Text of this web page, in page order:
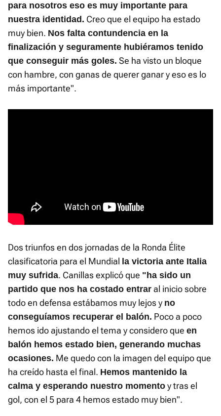
para nosotros eso es muy importante para
nuestra identidad. Creo que el equipo ha estado
muy bien. Nos falta contundencia en la
finalización y seguramente hubiéramos tenido
que conseguir más goles. Se ha visto un bloque
con hambre, con ganas de querer ganar y eso es lo
más importante".
Dos triunfos en dos jornadas de la Ronda Élite
clasificatoria para el Mundial la victoria ante Italia
muy sufrida. Canillas explicó que "ha sido un
partido que nos ha costado entrar al inicio sobre
todo en defensa estábamos muy lejos y no
conseguíamos recuperar el balón. Poco a poco
hemos ido ajustando el tema y considero que en
balón hemos estado bien, generando muchas
ocasiones. Me quedo con la imagen del equipo que
ha creído hasta el final. Hemos mantenido la
calma y esperando nuestro momento y tras el
gol, con el 5 para 4 hemos estado muy bien".